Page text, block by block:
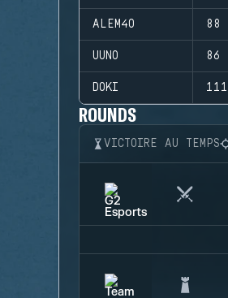
ALEM4O 88
UUNO 86
DOKI 111
ROUNDS
VICTOIRE AU TEMPS